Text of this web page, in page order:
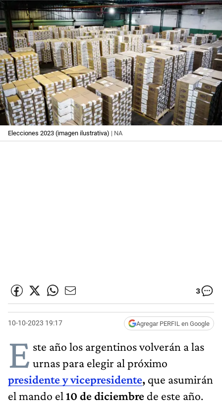
Elecciones 2023 (imagen ilustrativa) | NA
3
10-10-2023 19:17 Agregar PERFIL en Google
E ste año los argentinos volverán a las
urnas para elegir al próximo
presidente y vicepresidente, que asumirán
el mando el 10 de diciembre de este año.